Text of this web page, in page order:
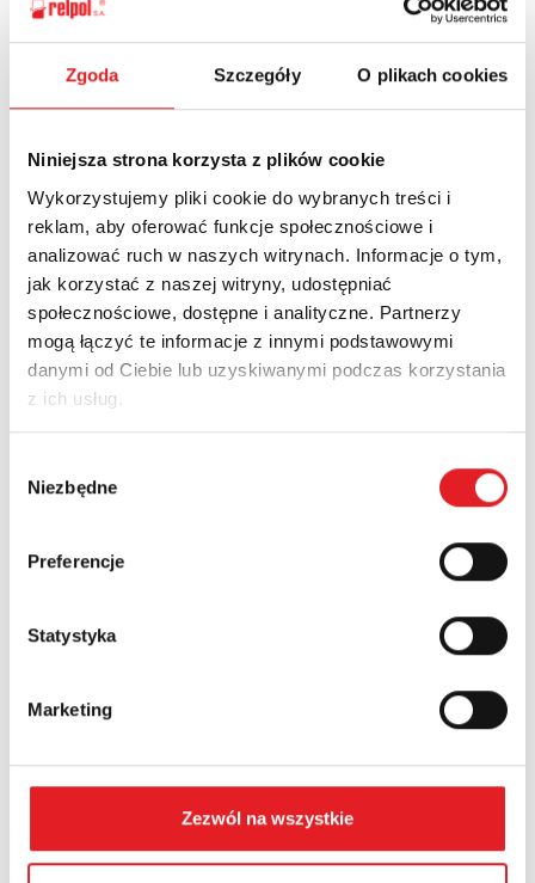
Zgoda Szczegóły O plikach cookies
Niniejsza strona korzysta z plików cookie
Wykorzystujemy pliki cookie do wybranych treści i
reklam, aby oferować funkcje społecznościowe i
analizować ruch w naszych witrynach. Informacje o tym,
jak korzystać z naszej witryny, udostępniać
społecznościowe, dostępne i analityczne. Partnerzy
mogą łączyć te informacje z innymi podstawowymi
danymi od Ciebie lub uzyskiwanymi podczas korzystania
z ich usług.
zgody
Niezbędne
Preferencje
Statystyka
Marketing
Zezwól na wszystkie
Adres e-mail: *
Nazwa firmy:
Województwo:
osobowych przez Relpol S.A. Więcej informacji na